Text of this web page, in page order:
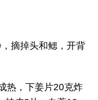
摘掉头和鳃，开背
热，下姜片20克炸